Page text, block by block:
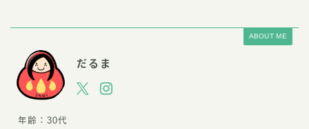
ABOUT ME
だるま
年齢：30代